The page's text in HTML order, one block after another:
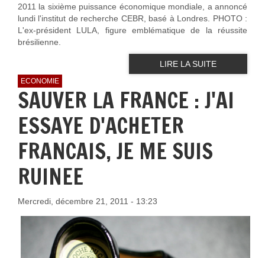
2011 la sixième puissance économique mondiale, a annoncé
lundi l'institut de recherche CEBR, basé à Londres. PHOTO :
L'ex-président LULA, figure emblématique de la réussite
brésilienne.
LIRE LA SUITE
ECONOMIE
SAUVER LA FRANCE : J'AI
ESSAYE D'ACHETER
FRANCAIS, JE ME SUIS
RUINEE
Mercredi, décembre 21, 2011 - 13:23